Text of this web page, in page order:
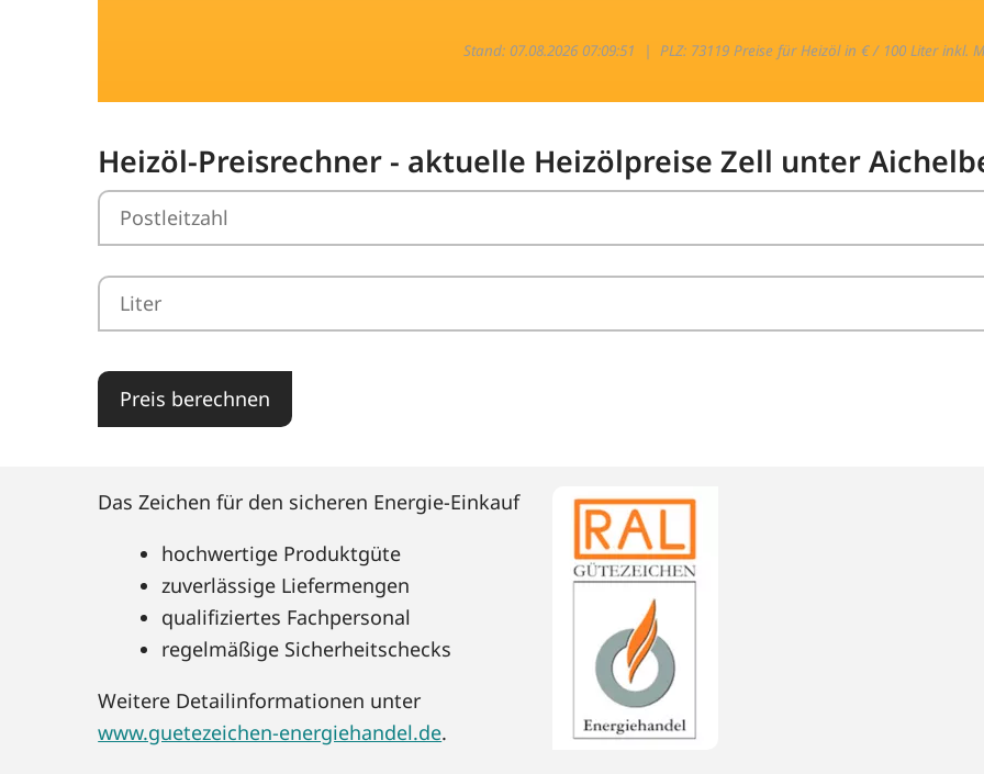
Stand: 07.08.2026 07:09:51 |PLZ: 73119 Preise für Heizöl in € / 100 Liter inkl.
Heizöl-Preisrechner - aktuelle Heizölpreise Zell unter
Preis berechnen
Das Zeichen für den sicheren Energie-Einkauf
hochwertige Produktgüte
zuverlässige Liefermengen
qualifiziertes Fachpersonal
regelmäßige Sicherheitschecks
Weitere Detailinformationen unter
www.guetezeichen-energiehandel.de.